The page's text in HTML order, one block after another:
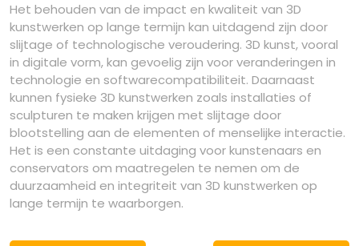
Het behouden van de impact en kwaliteit van 3D
kunstwerken op lange termijn kan uitdagend zijn door
slijtage of technologische veroudering. 3D kunst, vooral
in digitale vorm, kan gevoelig zijn voor veranderingen in
technologie en softwarecompatibiliteit. Daarnaast
kunnen fysieke 3D kunstwerken zoals installaties of
sculpturen te maken krijgen met slijtage door
blootstelling aan de elementen of menselijke interactie.
Het is een constante uitdaging voor kunstenaars en
conservators om maatregelen te nemen om de
duurzaamheid en integriteit van 3D kunstwerken op
lange termijn te waarborgen.
Berichtnavigatie